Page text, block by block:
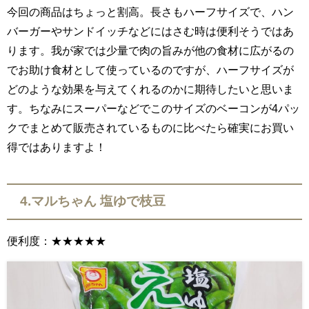
今回の商品はちょっと割高。長さもハーフサイズで、ハン
バーガーやサンドイッチなどにはさむ時は便利そうではあ
ります。我が家では少量で肉の旨みが他の食材に広がるの
でお助け食材として使っているのですが、ハーフサイズが
どのような効果を与えてくれるのかに期待したいと思いま
す。ちなみにスーパーなどでこのサイズのベーコンが4パッ
クでまとめて販売されているものに比べたら確実にお買い
得ではありますよ！
4.マルちゃん 塩ゆで枝豆
便利度：★★★★★